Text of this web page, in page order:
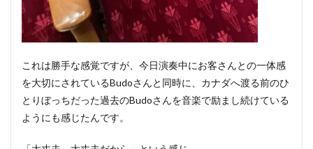
これは勝手な感覚ですが、今日演奏中にお客さんとの一体感
を大切にされているBudoさんと同時に、カナダへ渡る前のひ
とりぼっちだった過去のBudoさんを音楽で励まし続けている
ようにも感じたんです。